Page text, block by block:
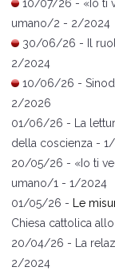
10/07/26 - « Io ti
umano/2 - 2/2024
30/06/26 -
Il
2/2024
10/06/26 -
2/2026
01/06/26 -
La
della coscienza -
20/05/26 - « Io ti
umano/1 - 1/2024
01/05/26 -
Le
Chiesa cattolica
20/04/26 -
La
2/2024